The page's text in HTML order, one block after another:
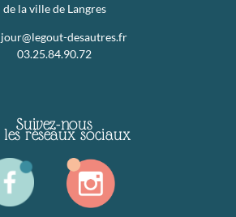
de la ville de Langres
desautres.fr
03.25.84.90.72
Suivez-nous
réseaux sociaux